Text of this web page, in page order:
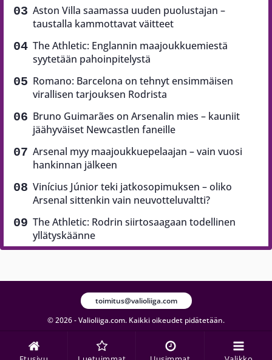
Aston Villa saamassa uuden puolustajan –
taustalla kammottavat väitteet
The Athletic: Englannin maajoukkuemiestä
syytetään pahoinpitelystä
Romano: Barcelona on tehnyt ensimmäisen
virallisen tarjouksen Rodrista
Bruno Guimarães on Arsenalin mies – kauniit
jäähyväiset Newcastlen faneille
Arsenal myy maajoukkuepelaajan – vain vuosi
hankinnan jälkeen
Vinícius Júnior teki jatkosopimuksen – oliko
Arsenal sittenkin vain neuvotteluvaltti?
The Athletic: Rodrin siirtosaagaan todellinen
yllätyskäänne
© 2026 - Valioliiga.com. Kaikki oikeudet pidätetään.
toimitus@valioliiga.com